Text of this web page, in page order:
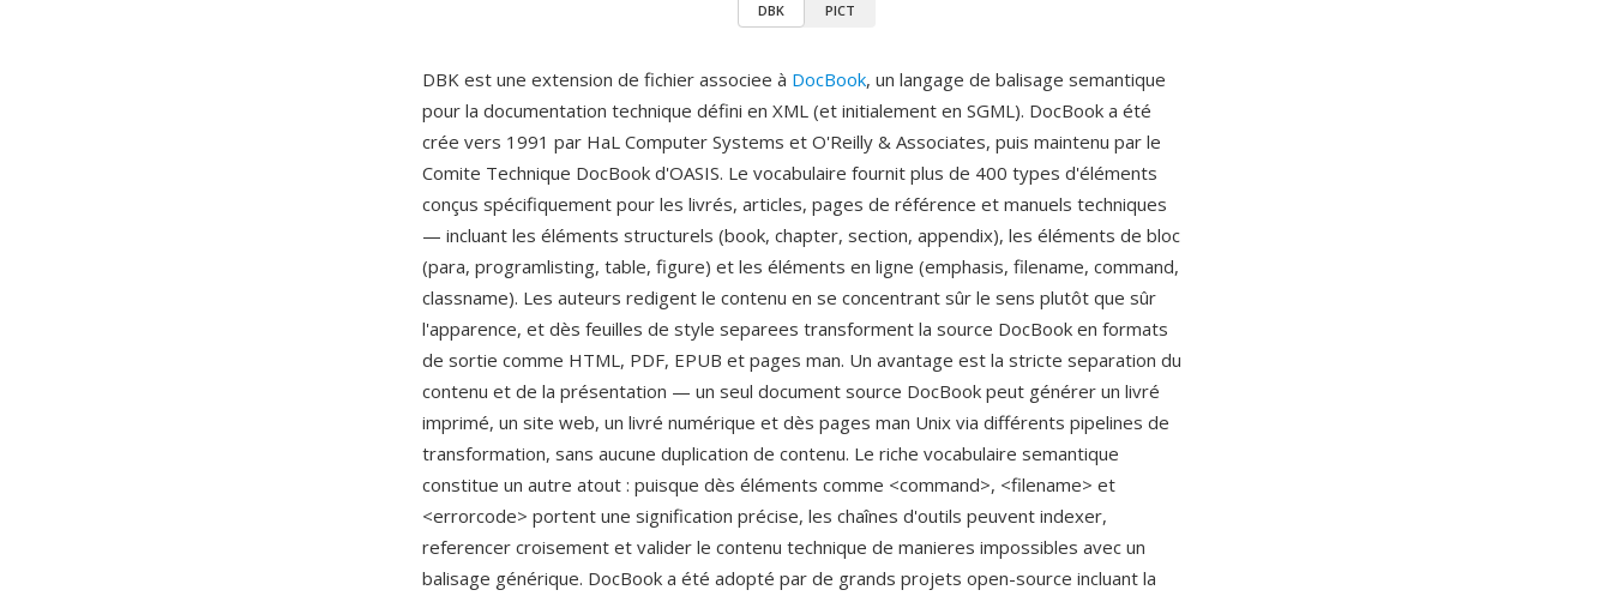
DBK PICT
DBK est une extension de fichier associee à DocBook, un langage de balisage semantique
pour la documentation technique défini en XML (et initialement en SGML). DocBook a été
crée vers 1991 par HaL Computer Systems et O'Reilly & Associates, puis maintenu par le
Comite Technique DocBook d'OASIS. Le vocabulaire fournit plus de 400 types d'éléments
conçus spécifiquement pour les livrés, articles, pages de référence et manuels techniques
— incluant les éléments structurels (book, chapter, section, appendix), les éléments de bloc
(para, programlisting, table, figure) et les éléments en ligne (emphasis, filename, command,
classname). Les auteurs redigent le contenu en se concentrant sûr le sens plutôt que sûr
l'apparence, et dès feuilles de style separees transforment la source DocBook en formats
de sortie comme HTML, PDF, EPUB et pages man. Un avantage est la stricte separation du
contenu et de la présentation — un seul document source DocBook peut générer un livré
imprimé, un site web, un livré numérique et dès pages man Unix via différents pipelines de
transformation, sans aucune duplication de contenu. Le riche vocabulaire semantique
constitue un autre atout : puisque dès éléments comme <command>, <filename> et
<errorcode> portent une signification précise, les chaînes d'outils peuvent indexer,
referencer croisement et valider le contenu technique de manieres impossibles avec un
balisage générique. DocBook a été adopté par de grands projets open-source incluant la